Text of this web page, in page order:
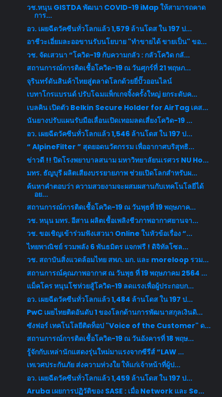
วช.หนุน GISTDA พัฒนา COVID-19 iMap ให้สามารถคาด
การ...
อว. เผยฉีดวัคซีนทั่วโลกแล้ว 1,579 ล้านโดส ใน 197 ป...
อาชีวะเอี่ยมละออขานรับนโยบาย "ทำขายได้ ขายเป็น" ขอ...
วช. จัดเสวนา “โควิด-19 กับความกลัว : กลัวโควิด กลั...
สถานการณ์การติดเชื้อโควิด-19 ณ วันศุกร์ที่ 21 พฤษภ...
จุรินทร์ดันสินค้าไทยสู่ตลาดโลกด้วยยี่ปั๊วออนไลน์
เบทาโกรแบรนด์ ปรับโฉมแพ็กเกจจิ้งครั้งใหญ่ ยกระดับค...
เบลคิน เปิดตัว Belkin Secure Holder for AirTag เคส...
นันยางปรับแผนรับมือเลื่อนเปิดเทอมลดเสี่ยงโควิด-19 ...
อว. เผยฉีดวัคซีนทั่วโลกแล้ว 1,546 ล้านโดส ใน 197 ป...
“ AlpineFilter ” สุดยอดนวัตกรรม เพื่ออากาศบริสุทธิ...
ข่าวดี !! ปิดโรงพยาบาลสนาม มหาวิทยาลัยนเรศวร NU Ho...
มทร. ธัญบุรี ผลิตเสียงบรรยายภาพ ช่วยเปิดโลกสำหรับผ...
ค้นหาคำตอบว่า ความสวยงามจะผสมผสานกับเทคโนโลยีได้
อย...
สถานการณ์การติดเชื้อโควิด-19 ณ วันพุธที่ 19 พฤษภาค...
วช. หนุน มทร. อีสาน ผลิตเชื้อเพลิงชีวภาพอากาศยานจา...
วช. ขอเชิญเข้าร่วมฟังเสวนา Online ในหัวข้อเรื่อง “...
ไทยพาณิชย์ รวมพลัง 6 พันธมิตร แจกฟรี ! ดิจิทัลโซล...
วช. สถาบันสิ่งแวดล้อมไทย สพภ. มก. และ moreloop รวม...
สถานการณ์คุณภาพอากาศ ณ วันพุธ ที่ 19 พฤษภาคม 2564 ...
แม็คโคร หนุนโชห่วยสู้โควิด-19 ลดแรงเพื่อผู้ประกอบก...
อว. เผยฉีดวัคซีนทั่วโลกแล้ว 1,484 ล้านโดส ใน 197 ป...
PwC เผยไทยติดอันดับ 1 ของโลกด้านการพัฒนาสกุลเงินดิ...
ซังฟอร์ เทคโนโลยีติดท็อป "Voice of the Customer" ด...
สถานการณ์การติดเชื้อโควิด-19 ณ วันอังคารที่ 18 พฤษ...
รู้จักกับเหล่านักแสดงรุ่นใหม่มาแรงจากซีรีส์ “LAW ...
เทเวศประกันภัย ส่งความห่วงใย ให้แก่เจ้าหน้าที่ผู้ป...
อว. เผยฉีดวัคซีนทั่วโลกแล้ว 1,459 ล้านโดส ใน 197 ป...
Aruba เผยการปฏิวัติของ SASE : เมื่อ Network และ Se...